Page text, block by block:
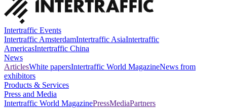
Intertraffic Events
Intertraffic AmsterdamIntertraffic AsiaIntertraffic
AmericasIntertraffic China
News
ArticlesWhite papersIntertraffic World MagazineNews from
exhibitors
Products & Services
Press and Media
Intertraffic World MagazinePressMediaPartners